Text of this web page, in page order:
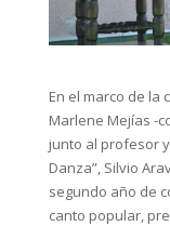
En el marco de la
Marlene Mejías -
junto al profesor
Danza”, Silvio
segundo año de
canto popular,